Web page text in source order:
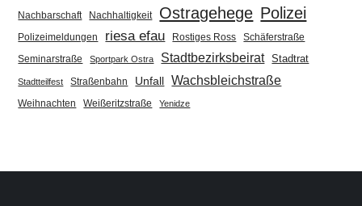
Nachbarschaft Nachhaltigkeit Ostragehege Polizei
Polizeimeldungen riesa efau Rostiges Ross Schäferstraße
Seminarstraße Sportpark Ostra Stadtbezirksbeirat Stadtrat
Stadtteilfest Straßenbahn Unfall Wachsbleichstraße
Weihnachten Weißeritzstraße Yenidze